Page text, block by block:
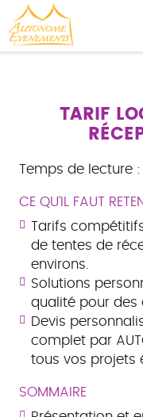
TARIF
Temps de lecture
CE QU'IL FAUT
Tarifs
de tentes de
environs.
Solutions
qualité pour des
Devis
complet par
tous vos projets
SOMMAIRE